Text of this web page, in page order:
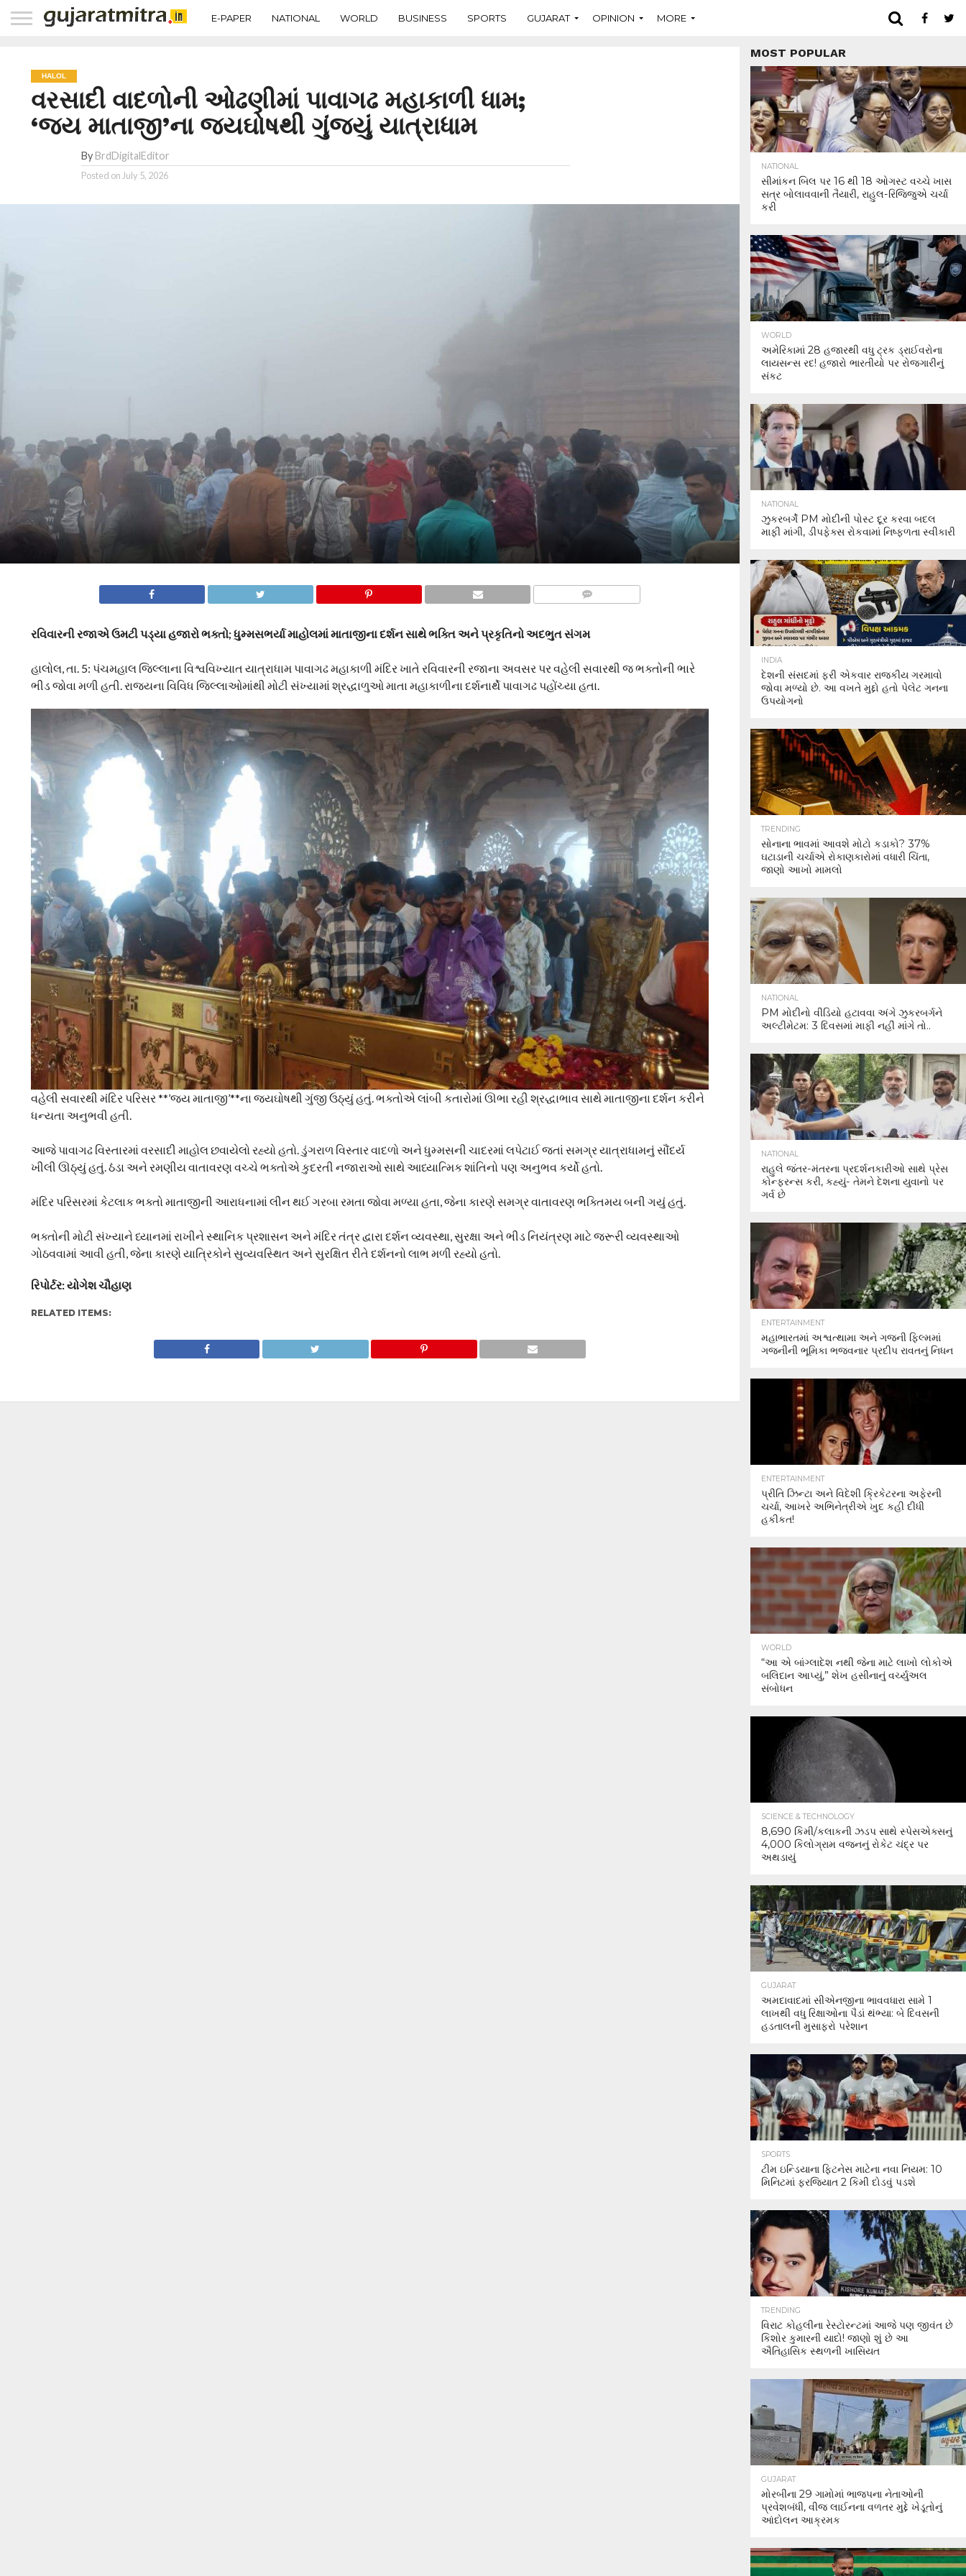
E-PAPER NATIONAL WORLD BUSINESS SPORTS GUJARAT OPINION MORE
HALOL
વરસાદી વાદળોની ઓઢણીમાં પાવાગઢ મહાકાળી ધામ;
‘જય માતાજી’ના જયઘોષથી ગુંજ્યું યાત્રાધામ
By BrdDigitalEditor
Posted on July 5, 2026
રવિવારની રજાએ ઉમટી પડ્યા હજારો ભક્તો; ધુમ્મસભર્યા માહોલમાં માતાજીના દર્શન સાથે ભક્તિ અને પ્રકૃતિનો અદભુત સંગમ
હાલોલ, તા. 5: પંચમહાલ જિલ્લાના વિશ્વવિખ્યાત યાત્રાધામ પાવાગઢ મહાકાળી મંદિર ખાતે રવિવારની રજાના અવસર પર વહેલી સવારથી જ ભક્તોની ભારે
ભીડ જોવા મળી હતી. રાજ્યના વિવિધ જિલ્લાઓમાંથી મોટી સંખ્યામાં શ્રદ્ધાળુઓ માતા મહાકાળીના દર્શનાર્થે પાવાગઢ પહોંચ્યા હતા.
વહેલી સવારથી મંદિર પરિસર **’જય માતાજી’**ના જયઘોષથી ગુંજી ઉઠ્યું હતું. ભક્તોએ લાંબી કતારોમાં ઊભા રહી શ્રદ્ધાભાવ સાથે માતાજીના દર્શન કરીને
ધન્યતા અનુભવી હતી.
આજે પાવાગઢ વિસ્તારમાં વરસાદી માહોલ છવાયેલો રહ્યો હતો. ડુંગરાળ વિસ્તાર વાદળો અને ધુમ્મસની ચાદરમાં લપેટાઈ જતાં સમગ્ર યાત્રાધામનું સૌંદર્ય
ખીલી ઊઠ્યું હતું. ઠંડા અને રમણીય વાતાવરણ વચ્ચે ભક્તોએ કુદરતી નજારાઓ સાથે આધ્યાત્મિક શાંતિનો પણ અનુભવ કર્યો હતો.
મંદિર પરિસરમાં કેટલાક ભક્તો માતાજીની આરાધનામાં લીન થઈ ગરબા રમતા જોવા મળ્યા હતા, જેના કારણે સમગ્ર વાતાવરણ ભક્તિમય બની ગયું હતું.
ભક્તોની મોટી સંખ્યાને ધ્યાનમાં રાખીને સ્થાનિક પ્રશાસન અને મંદિર તંત્ર દ્વારા દર્શન વ્યવસ્થા, સુરક્ષા અને ભીડ નિયંત્રણ માટે જરૂરી વ્યવસ્થાઓ
ગોઠવવામાં આવી હતી, જેના કારણે યાત્રિકોને સુવ્યવસ્થિત અને સુરક્ષિત રીતે દર્શનનો લાભ મળી રહ્યો હતો.
રિપોર્ટર: યોગેશ ચૌહાણ
RELATED ITEMS:
MOST POPULAR
NATIONAL
સીમાંકન બિલ પર 16 થી 18 ઓગસ્ટ વચ્ચે ખાસ
સત્ર બોલાવવાની તૈયારી, રાહુલ-રિજિજુએ ચર્ચા
કરી
WORLD
અમેરિકામાં 28 હજારથી વધુ ટ્રક ડ્રાઈવરોના
લાયસન્સ રદ! હજારો ભારતીયો પર રોજગારીનું
સંકટ
NATIONAL
ઝુકરબર્ગે PM મોદીની પોસ્ટ દૂર કરવા બદલ
માફી માંગી, ડીપફેક્સ રોકવામાં નિષ્ફળતા સ્વીકારી
INDIA
દેશની સંસદમાં ફરી એકવાર રાજકીય ગરમાવો
જોવા મળ્યો છે. આ વખતે મુદ્દો હતો પેલેટ ગનના
ઉપયોગનો
TRENDING
સોનાના ભાવમાં આવશે મોટો કડાકો? 37%
ઘટાડાની ચર્ચાએ રોકાણકારોમાં વધારી ચિંતા,
જાણો આખો મામલો
NATIONAL
PM મોદીનો વીડિયો હટાવવા અંગે ઝુકરબર્ગને
અલ્ટીમેટમ: 3 દિવસમાં માફી નહીં માંગે તો..
NATIONAL
રાહુલે જંતર-મંતરના પ્રદર્શનકારીઓ સાથે પ્રેસ
કોન્ફરન્સ કરી, કહ્યું- તેમને દેશના યુવાનો પર
ગર્વ છે
ENTERTAINMENT
મહાભારતમાં અશ્વત્થામા અને ગજની ફિલ્મમાં
ગજનીની ભૂમિકા ભજવનાર પ્રદીપ રાવતનું નિધન
ENTERTAINMENT
પ્રીતિ ઝિન્ટા અને વિદેશી ક્રિકેટરના અફેરની
ચર્ચા, આખરે અભિનેત્રીએ ખુદ કહી દીધી
હકીકત!
WORLD
“આ એ બાંગ્લાદેશ નથી જેના માટે લાખો લોકોએ
બલિદાન આપ્યું,” શેખ હસીનાનું વર્ચ્યુઅલ
સંબોધન
SCIENCE & TECHNOLOGY
8,690 કિમી/કલાકની ઝડપ સાથે સ્પેસએક્સનું
4,000 કિલોગ્રામ વજનનું રોકેટ ચંદ્ર પર
અથડાયું
GUJARAT
અમદાવાદમાં સીએનજીના ભાવવધારા સામે 1
લાખથી વધુ રિક્ષાઓના પૈડાં થંભ્યા: બે દિવસની
હડતાલની મુસાફરો પરેશાન
SPORTS
ટીમ ઇન્ડિયાના ફિટનેસ માટેના નવા નિયમ: 10
મિનિટમાં ફરજિયાત 2 કિમી દોડવું પડશે
TRENDING
વિરાટ કોહલીના રેસ્ટોરન્ટમાં આજે પણ જીવંત છે
કિશોર કુમારની યાદો! જાણો શું છે આ
ઐતિહાસિક સ્થળની ખાસિયત
GUJARAT
મોરબીના 29 ગામોમાં ભાજપના નેતાઓની
પ્રવેશબંધી, વીજ લાઈનના વળતર મુદ્દે ખેડૂતોનું
આંદોલન આક્રમક